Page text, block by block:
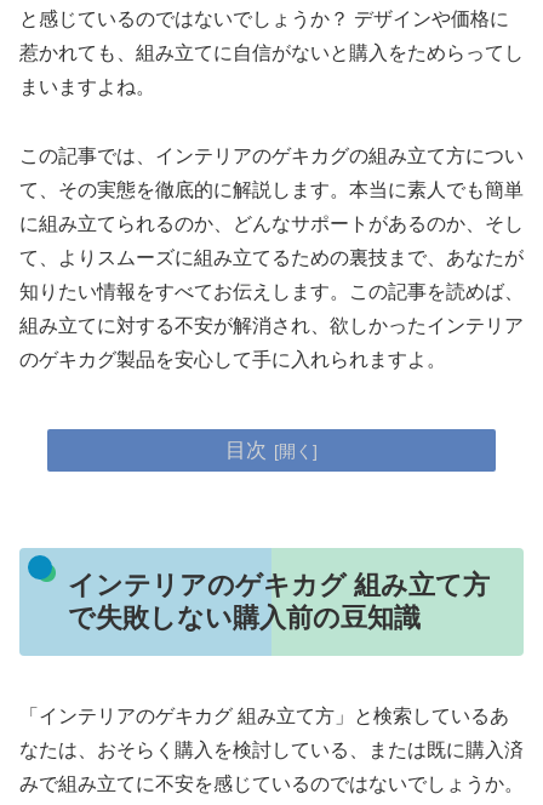
と感じているのではないでしょうか？ デザインや価格に
惹かれても、組み立てに自信がないと購入をためらってし
まいますよね。
この記事では、インテリアのゲキカグの組み立て方につい
て、その実態を徹底的に解説します。本当に素人でも簡単
に組み立てられるのか、どんなサポートがあるのか、そし
て、よりスムーズに組み立てるための裏技まで、あなたが
知りたい情報をすべてお伝えします。この記事を読めば、
組み立てに対する不安が解消され、欲しかったインテリア
のゲキカグ製品を安心して手に入れられますよ。
目次
インテリアのゲキカグ 組み立て方
で失敗しない購入前の豆知識
「インテリアのゲキカグ 組み立て方」と検索しているあ
なたは、おそらく購入を検討している、または既に購入済
みで組み立てに不安を感じているのではないでしょうか。